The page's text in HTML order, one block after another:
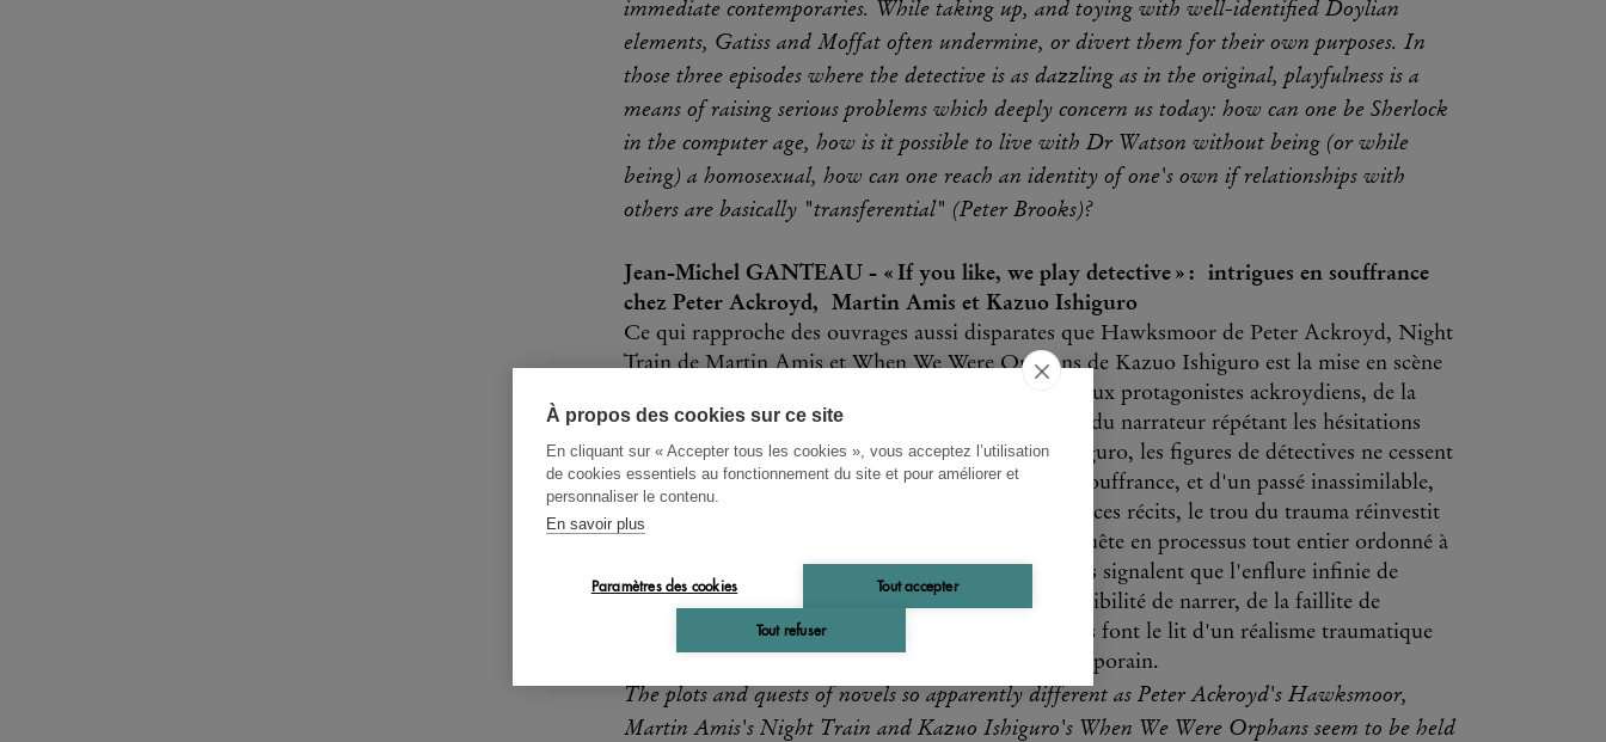
À propos des cookies sur ce site
En cliquant sur « Accepter tous les cookies », vous acceptez l’utilisation
de cookies essentiels au fonctionnement du site et pour améliorer et
personnaliser le contenu.
En savoir plus
Paramètres des cookies Tout accepter
Tout refuser
immediate contemporaries. While taking up, and toying with well-identified Doylian
elements, Gatiss and Moffat often undermine, or divert them for their own purposes. In
those three episodes where the detective is as dazzling as in the original, playfulness is a
means of raising serious problems which deeply concern us today: how can one be Sherlock
in the computer age, how is it possible to live with Dr Watson without being (or while
being) a homosexual, how can one reach an identity of one's own if relationships with
others are basically "transferential" (Peter Brooks)?
Jean-Michel GANTEAU - « If you like, we play detective » : intrigues en souffrance
chez Peter Ackroyd, Martin Amis et Kazuo Ishiguro
Ce qui rapproche des ouvrages aussi disparates que Hawksmoor de Peter Ackroyd, Night
Train de Martin Amis et When We Were Orphans de Kazuo Ishiguro est la mise en scène
de détectives « en souffrance » : qu'il s'agisse des deux protagonistes ackroydiens, de la
narratrice mélancolique de Night Train, ou encore du narrateur répétant les hésitations
d'un passé qu'il achoppe à se remémorer chez Ishiguro, les figures de détectives ne cessent
de convoquer celle du trauma, de l'événement en souffrance, et d'un passé inassimilable,
lequel ne parvient pas à, précisément, passer. Dans ces récits, le trou du trauma réinvestit
l'ellipse de l'intrigue traditionnelle et exacerbe la quête en processus tout entier ordonné à
une inépuisable répétition. Les figures de détectives signalent que l'enflure infinie de
l'intrigue est symptôme du vide. Récits de l'impossibilité de narrer, de la faillite de
l'entendement, et de la hantise, les romans policiers font le lit d'un réalisme traumatique
qui scelle la vulnérabilité ordinaire du sujet contemporain.
The plots and quests of novels so apparently different as Peter Ackroyd's Hawksmoor,
Martin Amis's Night Train and Kazuo Ishiguro's When We Were Orphans seem to be held